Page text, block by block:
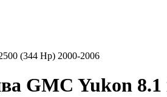
(344 Hp) 2000-2006
GMC Yukon 8.1